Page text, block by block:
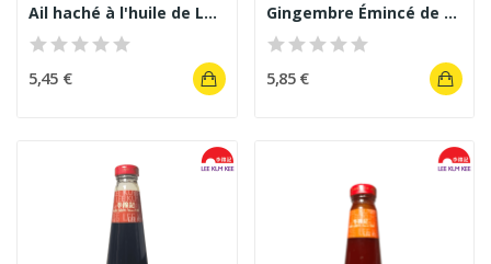
Ail haché à l'huile de Lee Kum Kee 326 g
5,45 €
Gingembre Émincé de Lee Kum Kee 326 g
5,85 €